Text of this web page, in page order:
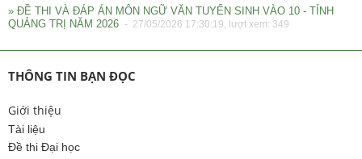
» ĐỀ THI VÀ ĐÁP ÁN MÔN NGỮ VĂN TUYỂN SINH VÀO 10 - TỈNH
QUẢNG TRỊ NĂM 2026 - 27/05/2026 17:30:19, lượt xem: 349
THÔNG TIN BẠN ĐỌC
Giới thiệu
Tài liệu
Đề thi Đại học